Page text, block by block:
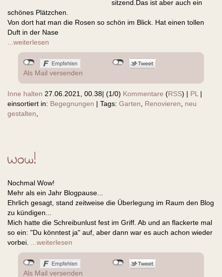
sitzend.Das ist aber auch ein
schönes Plätzchen.
Von dort hat man die Rosen so schön im Blick. Hat einen tollen
Duft in der Nase
...weiterlesen
Als Mail versenden
Inne halten 27.06.2021, 00.38| (1/0) Kommentare (RSS) | PL|
einsortiert in: Begegnungen | Tags: Garten, Renovieren, neu
gestalten,
Wow!
Nochmal Wow!
Mehr als ein Jahr Blogpause...
Ehrlich gesagt, stand zeitweise die Überlegung im Raum den Blog
zu kündigen...
Mich hatte die Schreibunlust fest im Griff. Ab und an flackerte mal
so ein: "Du könntest ja" auf, aber dann war es auch achon wieder
vorbei. ...weiterlesen
Als Mail versenden